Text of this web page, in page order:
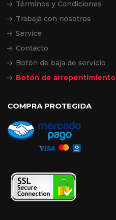
Términos y Condiciones
Trabajá con nosotros
Service
Contacto
Botón de baja de servicio
Botón de arrepentimiento
COMPRA PROTEGIDA